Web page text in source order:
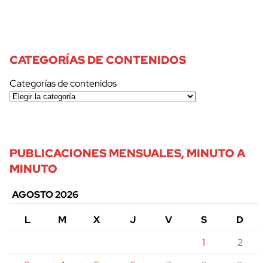
CATEGORÍAS DE CONTENIDOS
Categorías de contenidos
PUBLICACIONES MENSUALES, MINUTO A
MINUTO
AGOSTO 2026
L
M X J V S
D
1
2